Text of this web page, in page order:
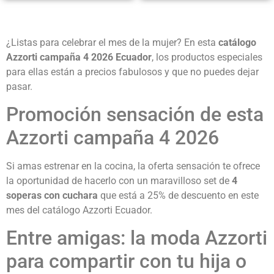
¿Listas para celebrar el mes de la mujer? En esta catálogo
Azzorti campaña 4 2026 Ecuador, los productos especiales
para ellas están a precios fabulosos y que no puedes dejar
pasar.
Promoción sensación de esta
Azzorti campaña 4 2026
Si amas estrenar en la cocina, la oferta sensación te ofrece
la oportunidad de hacerlo con un maravilloso set de 4
soperas con cuchara que está a 25% de descuento en este
mes del catálogo Azzorti Ecuador.
Entre amigas: la moda Azzorti
para compartir con tu hija o